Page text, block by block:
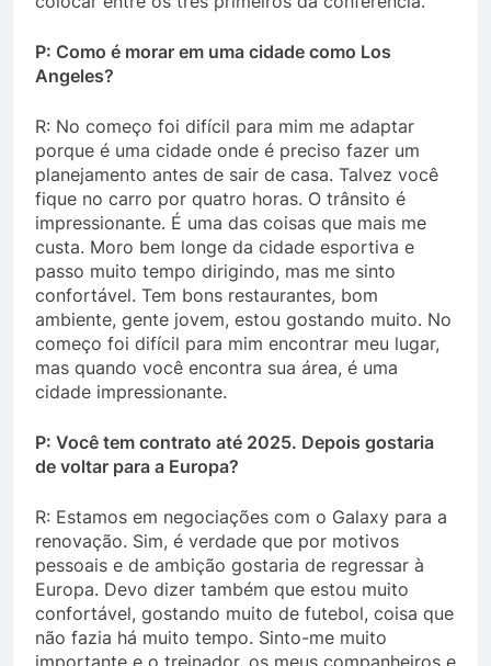
P: Como é morar em uma cidade como Los
Angeles?
R: No começo foi difícil para mim me adaptar
porque é uma cidade onde é preciso fazer um
planejamento antes de sair de casa. Talvez você
fique no carro por quatro horas. O trânsito é
impressionante. É uma das coisas que mais me
custa. Moro bem longe da cidade esportiva e
passo muito tempo dirigindo, mas me sinto
confortável. Tem bons restaurantes, bom
ambiente, gente jovem, estou gostando muito. No
começo foi difícil para mim encontrar meu lugar,
mas quando você encontra sua área, é uma
cidade impressionante.
P: Você tem contrato até 2025. Depois gostaria
de voltar para a Europa?
R: Estamos em negociações com o Galaxy para a
renovação. Sim, é verdade que por motivos
pessoais e de ambição gostaria de regressar à
Europa. Devo dizer também que estou muito
confortável, gostando muito de futebol, coisa que
não fazia há muito tempo. Sinto-me muito
importante e o treinador, os meus companheiros e